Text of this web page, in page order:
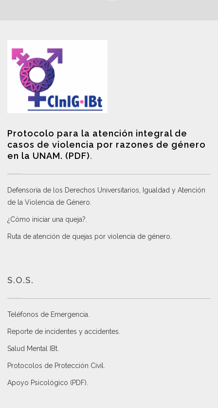
Protocolo para la atención integral de
casos de violencia por razones de género
en la UNAM. (PDF).
Defensoría de los Derechos Universitarios, Igualdad y Atención
de la Violencia de Género
¿Cómo iniciar una queja?
Ruta de atención de quejas por violencia de género
S.O.S.
Teléfonos de Emergencia.
Reporte de incidentes y accidentes
Salud Mental IBt
Protocolos de Protección Civil
Apoyo Psicológico (PDF)